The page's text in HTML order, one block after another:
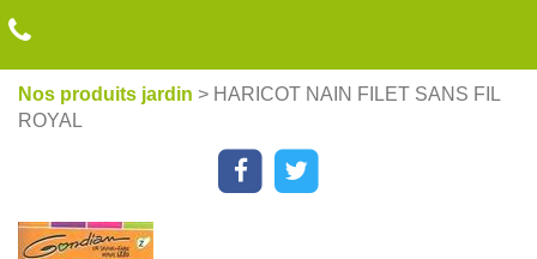
Nos produits jardin > HARICOT NAIN FILET SANS FIL
ROYAL